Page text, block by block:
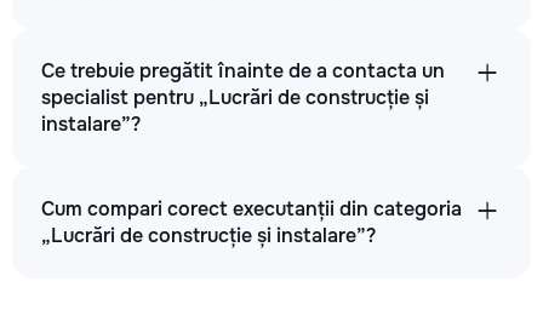
Ce trebuie pregătit înainte de a contacta un
specialist pentru „Lucrări de construcție și
instalare”?
Cum compari corect executanții din categoria
„Lucrări de construcție și instalare”?